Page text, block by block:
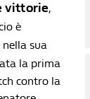
vittorie,
è
sua
la prima
contro la